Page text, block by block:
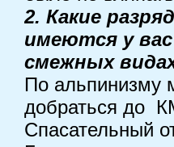
2. Какие
имеются у
смежных
По альпинизму
добраться до
Спасательный